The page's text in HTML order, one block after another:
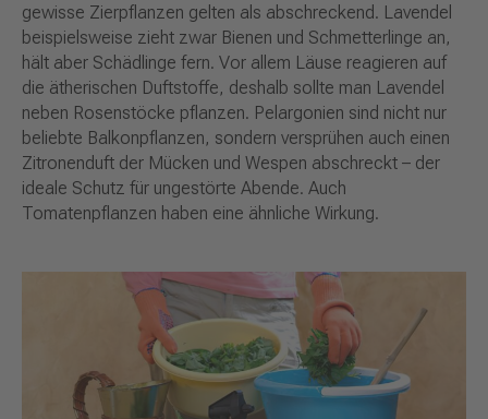
gewisse Zierpflanzen gelten als abschreckend. Lavendel
beispielsweise zieht zwar Bienen und Schmetterlinge an,
hält aber Schädlinge fern. Vor allem Läuse reagieren auf
die ätherischen Duftstoffe, deshalb sollte man Lavendel
neben Rosenstöcke pflanzen. Pelargonien sind nicht nur
beliebte Balkonpflanzen, sondern versprühen auch einen
Zitronenduft der Mücken und Wespen abschreckt – der
ideale Schutz für ungestörte Abende. Auch
Tomatenpflanzen haben eine ähnliche Wirkung.